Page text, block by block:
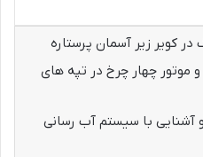
کویر زیر آسمان پرستاره
موتور چهار چرخ در تپه های
آشنایی با سیستم آب رسانی